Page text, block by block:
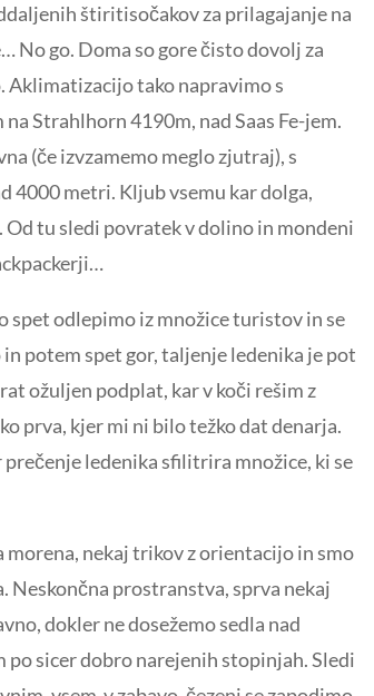
štiritisočakov za prilagajanje na
No go. Doma so gore čisto dovolj za
Aklimatizacijo tako napravimo s
Strahlhorn 4190m, nad Saas Fe-jem.
(če izvzamemo meglo zjutraj), s
4000 metri. Kljub vsemu kar dolga,
Od tu sledi povratek v dolino in mondeni
spet odlepimo iz množice turistov in se
potem spet gor, taljenje ledenika je pot
ožuljen podplat, kar v koči rešim z
prva, kjer mi ni bilo težko dat denarja.
ledenika sfilitrira množice, ki se
nekaj trikov z orientacijo in smo
Neskončna prostranstva, sprva nekaj
dokler ne dosežemo sedla nad
po sicer dobro narejenih stopinjah. Sledi